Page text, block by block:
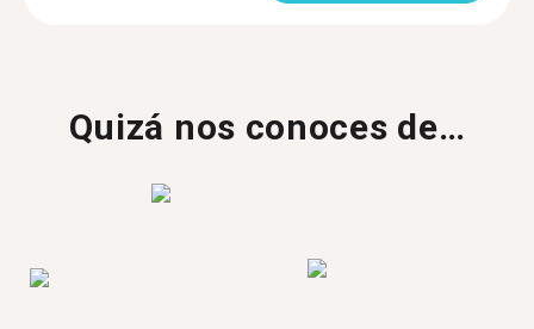
Quizá nos conoces de…